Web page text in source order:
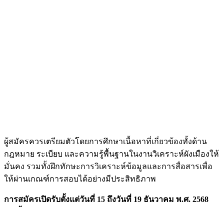
ผู้สมัครควรเตรียมตัวโดยการศึกษาเนื้อหาที่เกี่ยวข้องทั้งด้าน
กฎหมาย ระเบียบ และความรู้พื้นฐานในงานวิเคราะห์ผังเมืองให้
มั่นคง รวมทั้งฝึกทักษะการวิเคราะห์ข้อมูลและการสื่อสารเพื่อ
ให้ผ่านเกณฑ์การสอบได้อย่างมีประสิทธิภาพ
การสมัครเปิดรับตั้งแต่วันที่ 15 ถึงวันที่ 19 ธันวาคม พ.ศ. 2568